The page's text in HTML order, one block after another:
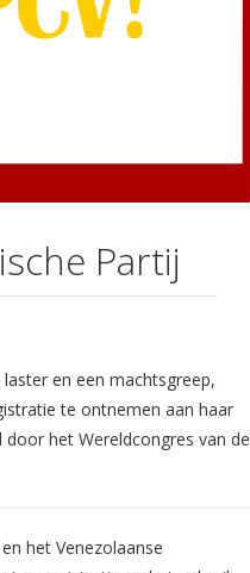
Partij
en een machtsgreep,
te ontnemen aan haar
het Wereldcongres van de
het Venezolaanse